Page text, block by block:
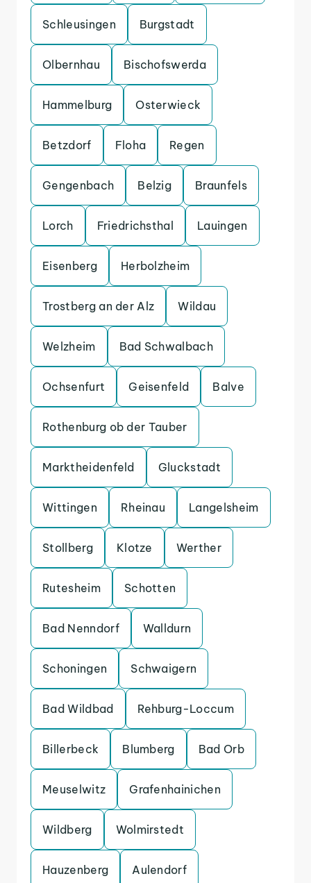
Schleusingen Burgstadt
Olbernhau Bischofswerda
Hammelburg Osterwieck
Betzdorf Floha Regen
Gengenbach Belzig Braunfels
Lorch Friedrichsthal Lauingen
Eisenberg Herbolzheim
Trostberg an der Alz Wildau
Welzheim Bad Schwalbach
Ochsenfurt Geisenfeld Balve
Rothenburg ob der Tauber
Marktheidenfeld Gluckstadt
Wittingen Rheinau Langelsheim
Stollberg Klotze Werther
Rutesheim Schotten
Bad Nenndorf Walldurn
Schoningen Schwaigern
Bad Wildbad Rehburg-Loccum
Billerbeck Blumberg Bad Orb
Meuselwitz Grafenhainichen
Wildberg Wolmirstedt
Hauzenberg Aulendorf